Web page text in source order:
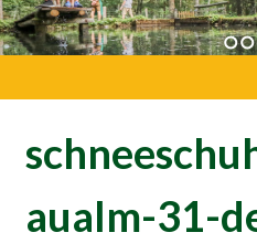
1 2
aualm-31-